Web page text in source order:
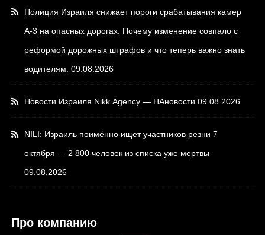
Полиция Израиля снижает пороги срабатывания камер
А-3 на опасных дорогах. Почему изменение совпало с
реформой дорожных штрафов и что теперь важно знать
водителям. 09.08.2026
Новости Израиля Nikk.Agency — НАновости 09.08.2026
NILI: Израиль поимённо ищет участников резни 7
октября — 2 800 человек из списка уже мертвы
09.08.2026
Про компанию